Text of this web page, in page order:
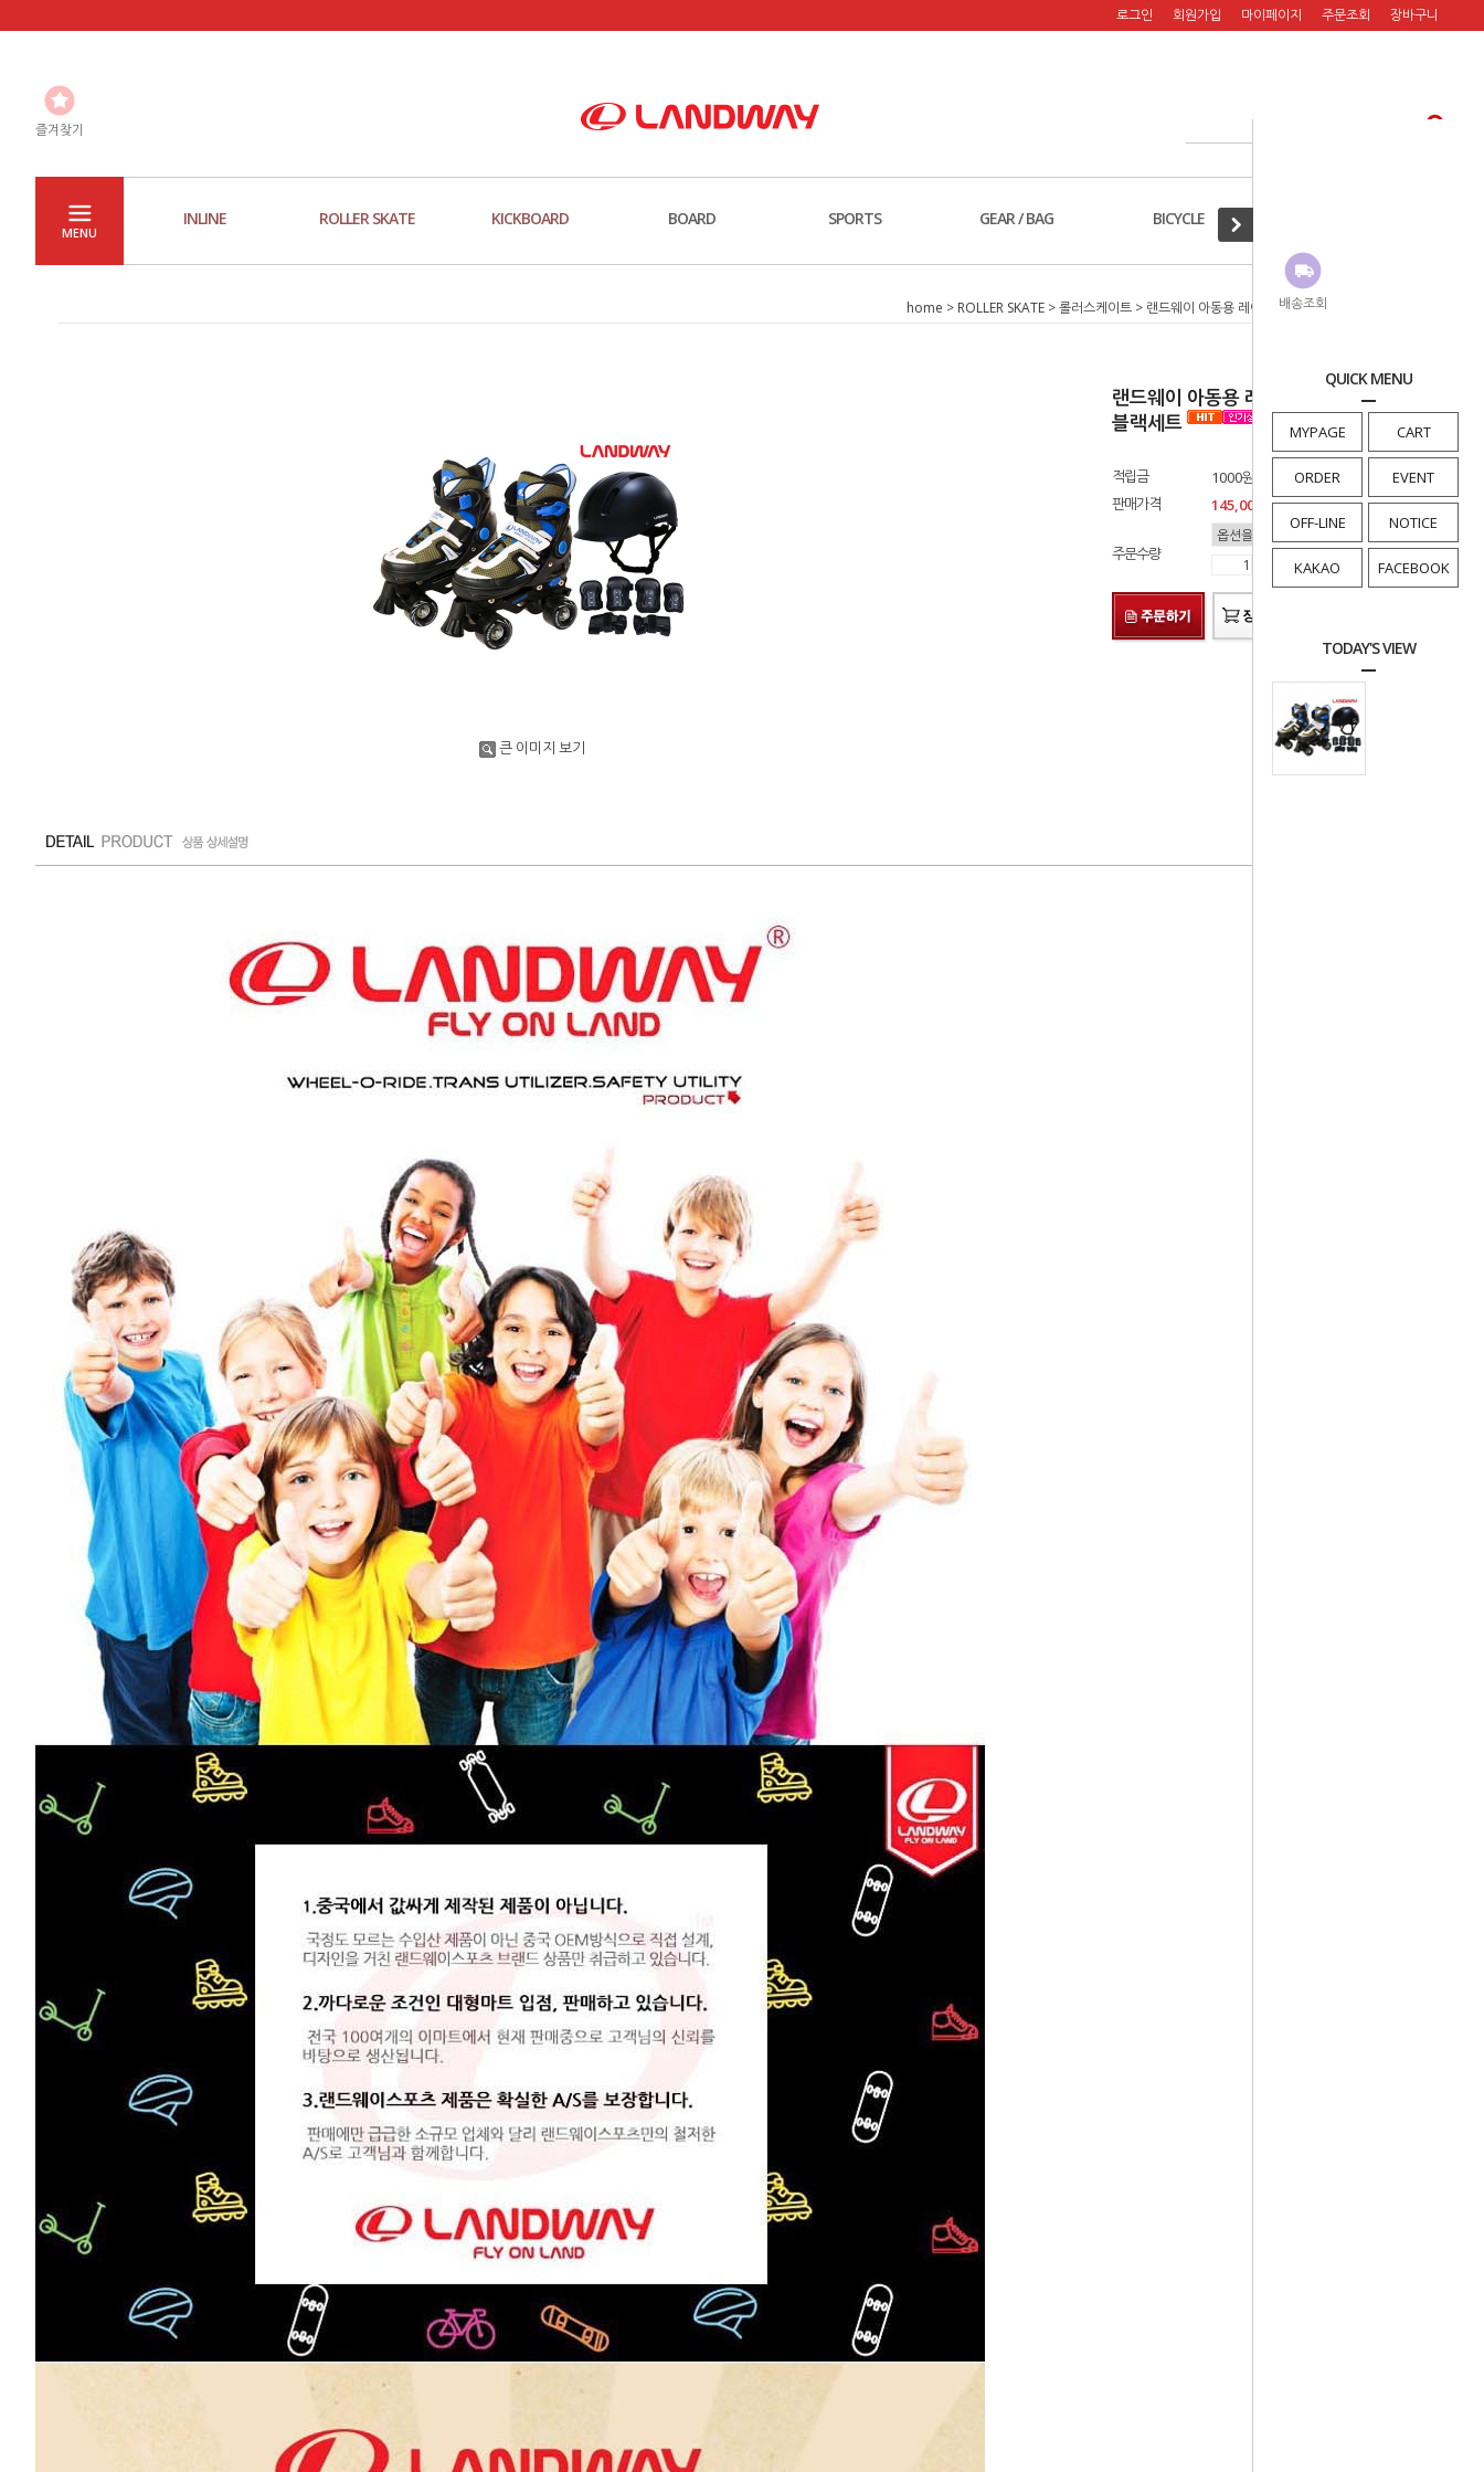
배송조회
QUICK MENU
MYPAGE CART
ORDER EVENT
OFF-LINE NOTICE
KAKAO FACEBOOK
TODAY'S VIEW
로그인 회원가입 마이페이지 주문조회 장바구니
즐겨찾기
MENU
INLINE ROLLER SKATE KICKBOARD BOARD SPORTS GEAR / BAG BICYCLE
home > ROLLER SKATE >롤러스케이트 > 랜드웨이 아동용 레이싱 롤러스케이트 블루블랙세트
큰 이미지 보기
랜드웨이 아동용 레이싱 롤러스케이트 블루
블랙세트
적립금
1000원
판매가격
145,000 원
주문수량